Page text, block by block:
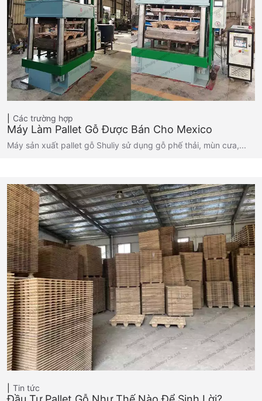
Các trường hợp
Máy Làm Pallet Gỗ Được Bán Cho Mexico
Máy sản xuất pallet gỗ Shuliy sử dụng gỗ phế thải, mùn cưa,...
Tin tức